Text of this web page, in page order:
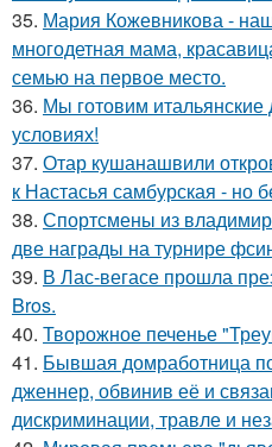
35. Мария Кожевникова -
многодетная мама,
семью на первое место.
36. Мы готовим
условиях!
37. Отар кушанашвили
к Настасья самбурская - но
38. Спортсмены из
две награды на турнире
39. В Лас-вегасе прошла
Bros.
40. Творожное печенье
41. Бывшая домработница
дженнер, обвинив её и
дискриминации, травле и